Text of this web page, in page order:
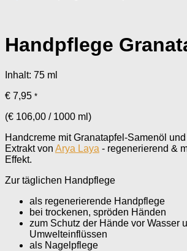
Handpflege
Inhalt: 75 ml
€ 7,95 *
(€ 106,00 / 1000 ml )
Handcreme mit Granatapfel-Samenöl
Extrakt von Arya Laya - regenerierend &
Effekt.
Zur täglichen Handpflege
als regenerierende Handpflege
bei trockenen, spröden Händen
zum Schutz der Hände vor Wasser
Umwelteinflüssen
als Nagelpflege